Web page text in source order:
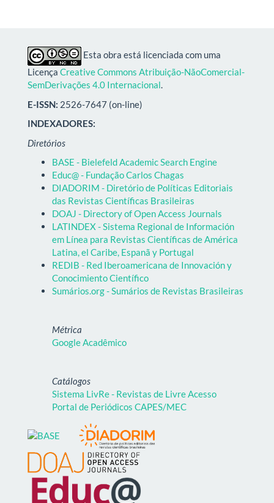
Esta obra está licenciada com uma
Licença Creative Commons Atribuição-NãoComercial-
SemDerivações 4.0 Internacional.
E-ISSN: 2526-7647 (on-line)
INDEXADORES:
Diretórios
BASE - Bielefeld Academic Search Engine
Educ@ - Fundação Carlos Chagas
DIADORIM - Diretório de Políticas Editoriais
das Revistas Científicas Brasileiras
DOAJ - Directory of Open Access Journals
LATINDEX - Sistema Regional de Información
em Línea para Revistas Científicas de América
Latina, el Caribe, Espanã y Portugal
REDIB - Red Iberoamericana de Innovación y
Conocimiento Científico
Sumários.org - Sumários de Revistas Brasileiras
Métrica
Google Acadêmico
Catálogos
Sistema LivRe - Revistas de Livre Acesso
Portal de Periódicos CAPES/MEC